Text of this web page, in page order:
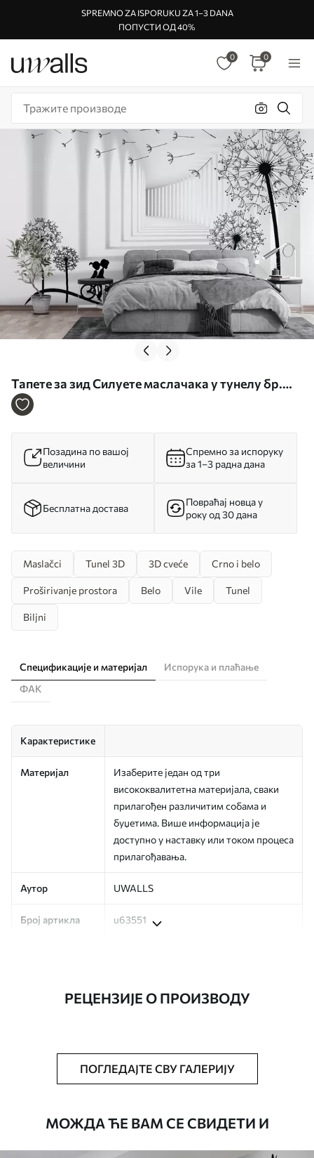
SPREMNO ZA ISPORUKU ZA 1–3 DANA
ПОПУСТИ ОД 40%
0 0
Тапете за зид Силуете маслачака у тунелу бр.
u63551
Позадина по вашој
величини
Спремно за испоруку
за 1–3 радна дана
Бесплатна достава
Повраћај новца у
року од 30 дана
Maslačci Tunel 3D 3D cveće Crno i belo
Proširivanje prostora Belo Vile Tunel
Biljni
Спецификације и материјал
Испорука и плаћање
ФАК
Карактеристике
Материјал
Изаберите један од три
висококвалитетна материјала, сваки
прилагођен различитим собама и
буџетима. Више информација је
доступно у наставку или током процеса
прилагођавања.
Аутор UWALLS
Број артикла u63551
Тапета се може нежно очистити меким
сунђером. Позадине са завршном
водом.
РЕЦЕНЗИЈЕ О ПРОИЗВОДУ
ПОГЛЕДАЈТЕ СВУ ГАЛЕРИЈУ
МОЖДА ЋЕ ВАМ СЕ СВИДЕТИ И